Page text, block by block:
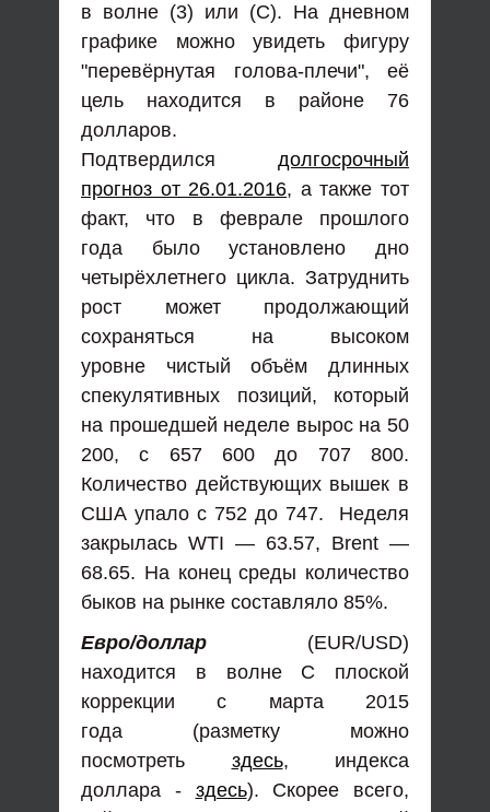
в волне (3) или (С). На дневном
графике можно увидеть фигуру
"перевёрнутая голова-плечи", её
цель находится в районе 76
долларов.
Подтвердился долгосрочный
прогноз от 26.01.2016, а также тот
факт, что в феврале прошлого
года было установлено дно
четырёхлетнего цикла. Затруднить
рост может продолжающий
сохраняться на высоком
уровне чистый объём длинных
спекулятивных позиций, который
на прошедшей неделе вырос на 50
200, с 657 600 до 707 800.
Количество действующих вышек в
США упало с 752 до 747. Неделя
закрылась WTI — 63.57, Brent —
68.65. На конец среды количество
быков на рынке составляло 85%.
Евро/доллар (EUR/USD)
находится в волне С плоской
коррекции с марта 2015
года (разметку можно
посмотреть здесь, индекса
доллара - здесь). Скорее всего,